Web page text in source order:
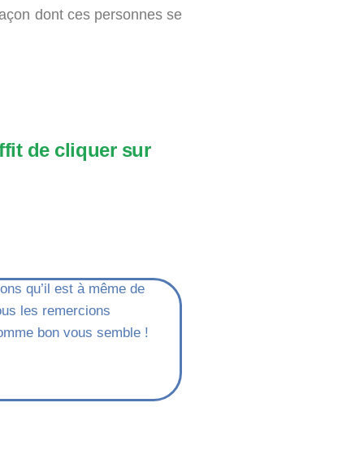
dont ces personnes se
de cliquer sur
qu’il est à même de
les remercions
bon vous semble !